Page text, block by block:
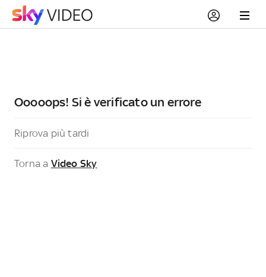
Ooooops! Si è verificato un errore
Riprova più tardi
Torna a Video Sky